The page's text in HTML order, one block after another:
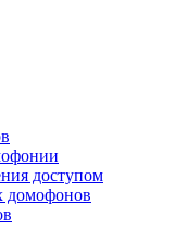
доступом
домофонов